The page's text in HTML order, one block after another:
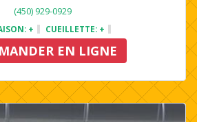
(450) 929-0929
+ CUEILLETTE: +
EN LIGNE